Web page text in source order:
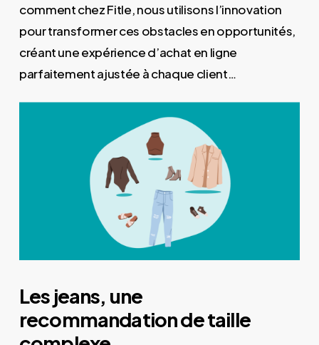
comment chez Fitle, nous utilisons l’innovation
pour transformer ces obstacles en opportunités,
créant une expérience d’achat en ligne
parfaitement ajustée à chaque client…
Les jeans, une
recommandation de taille